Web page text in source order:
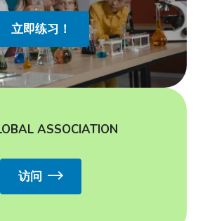
立即练习！
ASSOCIATION
访问